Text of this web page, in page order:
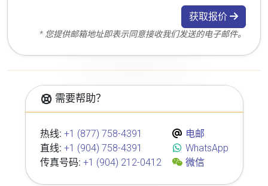
获取报价
* 您提供邮箱地址即表示同意接收我们发送的电子邮件。
需要帮助？
热线: +1 (877) 758-4391
直线: +1 (904) 758-4391
传真号码: +1 (904) 212-0412
电邮
WhatsApp
微信